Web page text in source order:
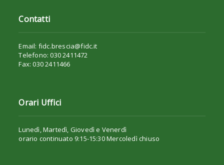
Contatti
Email: fidc.brescia@fidc.it
Telefono: 030 2411472
Fax: 030 2411466
Orari Uffici
Lunedì, Martedì, Giovedì e Venerdì
orario continuato 9:15-15:30 Mercoledì chiuso